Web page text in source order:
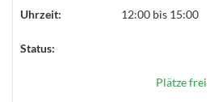
Uhrzeit: 12:00 bis 15:00
Status:
Plätze frei